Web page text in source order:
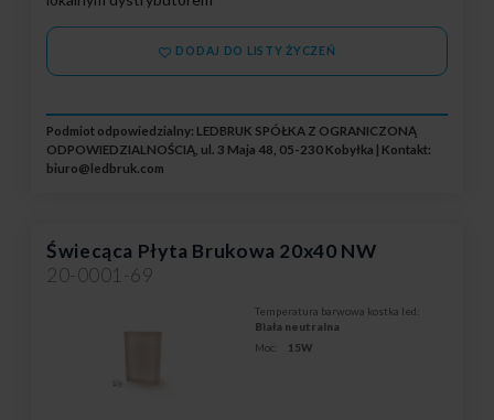
DODAJ DO LISTY ŻYCZEŃ
Podmiot odpowiedzialny: LEDBRUK SPÓŁKA Z OGRANICZONĄ
ODPOWIEDZIALNOŚCIĄ, ul. 3 Maja 48, 05-230 Kobyłka | Kontakt:
biuro@ledbruk.com
Świecąca Płyta Brukowa 20x40 NW
20-0001-69
Temperatura barwowa kostka led:
Biała neutralna
Moc:
15W